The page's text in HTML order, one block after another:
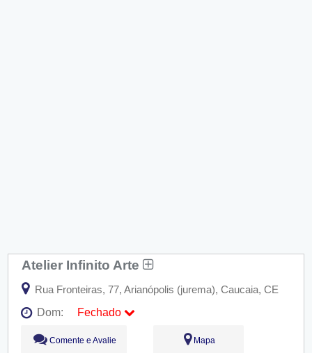
Atelier Infinito Arte
Rua Fronteiras, 77, Arianópolis (jurema), Caucaia, CE
Dom:
Fechado
Seg:
Ter:
09:00 - 18:00
Comente e Avalie Mapa